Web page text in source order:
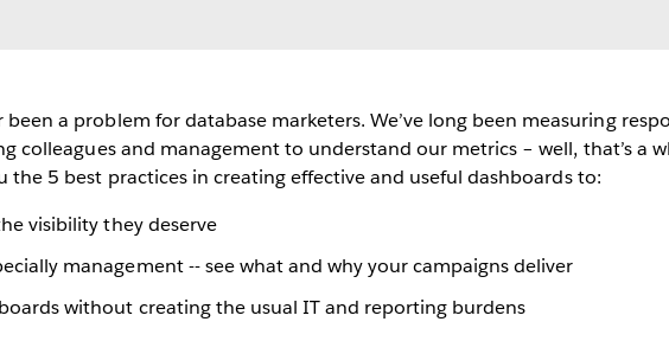
a problem for database marketers. We’ve long been measuring
colleagues and management to understand our metrics – well, that’s a
the 5 best practices in creating effective and useful dashboards to:
visibility they deserve
management -- see what and why your campaigns deliver
without creating the usual IT and reporting burdens